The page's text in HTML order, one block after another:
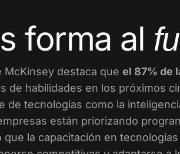
forma al
McKinsey destaca que el 87% de
de habilidades en los próximos
de tecnologías como la
están priorizando
que la capacitación en